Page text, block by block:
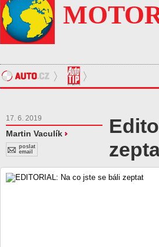
17. 6. 2019
Martin Vaculík
poslat
email